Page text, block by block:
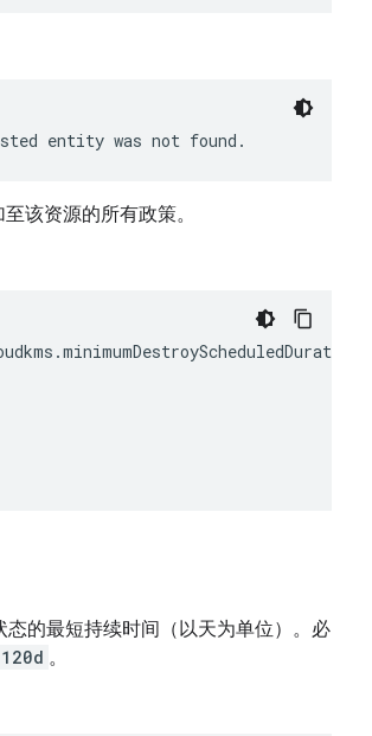
该资源的所有政策。
态的最短持续时间（以天为单位）。必
120d 。